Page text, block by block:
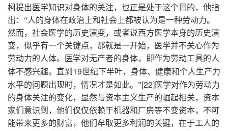
柯提出医学知识对身体的关注，也正是处于这个目的，他指
出：“人的身体在政治上和社会上都被认为是一种劳动力。
然而，社会医学的历史演变，或者说西方医学本身的历史演
变，似乎有一个关键点，那就是一开始，医学并不关心作为
劳动力的人体。医学对无产者的身体，即作为劳动工具的人
体不感兴趣。直到 19世纪下半叶，身体、健康和个人生产力
水平的问题出现时，情况才是如此。”[22]医学对作为劳动力
的身体关注的变化，显然与资本主义生产的崛起相关，资本
家们意识到，他们仅仅依赖于机器和厂房等不变资本，不可
能带来更多的财富，他们牟取更多利润的关键，在于工人的